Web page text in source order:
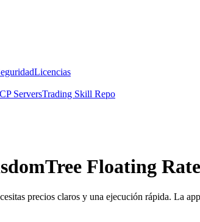
Licencias
ServersTrading Skill Repo
Floating
precios claros y una ejecución rápida. La